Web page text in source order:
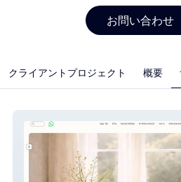
お問い合わせ
クライアントプロジェクト 概要